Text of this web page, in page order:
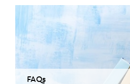
FAQs